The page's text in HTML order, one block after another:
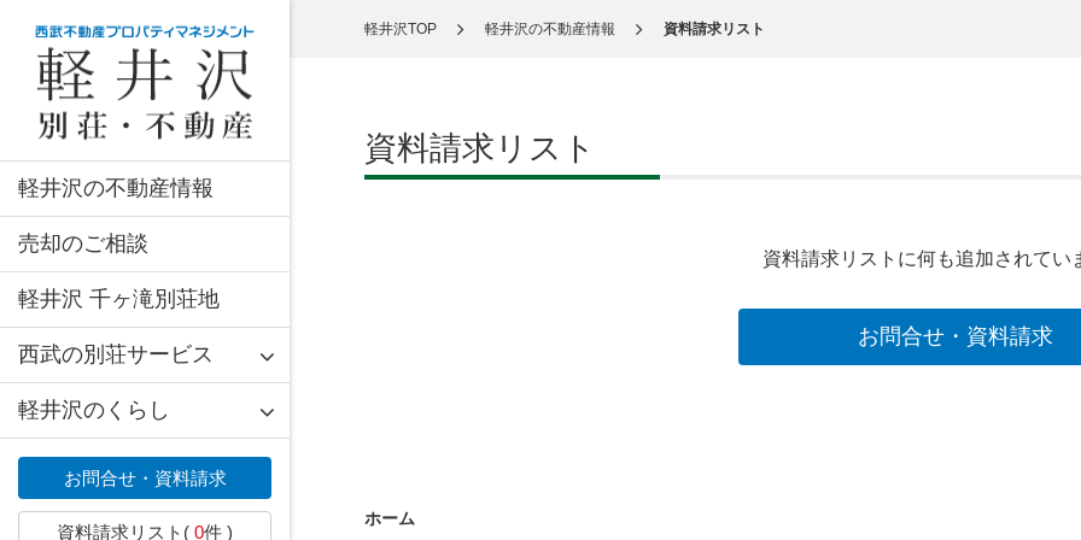
軽井沢の不動産情報
売却のご相談
軽井沢 千ヶ滝別荘地
西武の別荘サービス
軽井沢のくらし
お問合せ・資料請求
資料請求リスト( 0件 )
軽井沢TOP 軽井沢の不動産情報 資料請求リスト
資料請求リスト
資料請求リストに何も追加されてい
お問合せ・資料請求
ホーム